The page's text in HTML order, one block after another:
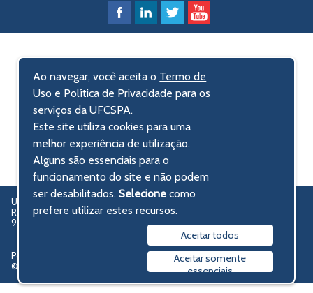
UFCSPA – Universidade Federal de Ciências da Saúde de Porto Alegre
Rua Sarmento Leite, 245 - Centro Histórico
90050-170 Porto Alegre, RS, Brasil
Política de privacidade
© 2009-2026 UFCSPA
Ao navegar, você aceita o Termo de
Uso e Política de Privacidade para os
serviços da UFCSPA.
Este site utiliza cookies para uma
melhor experiência de utilização.
Alguns são essenciais para o
funcionamento do site e não podem
ser desabilitados.Selecionecomo
prefere utilizar estes recursos.
Aceitar todos
Aceitar somente
essenciais